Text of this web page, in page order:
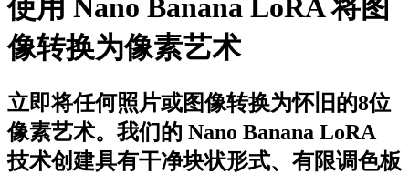
使用 Nano Banana LoRA 将图
像转换为像素艺术
立即将任何照片或图像转换为怀旧的8位
像素艺术。我们的 Nano Banana LoRA
技术创建具有干净块状形式、有限调色板